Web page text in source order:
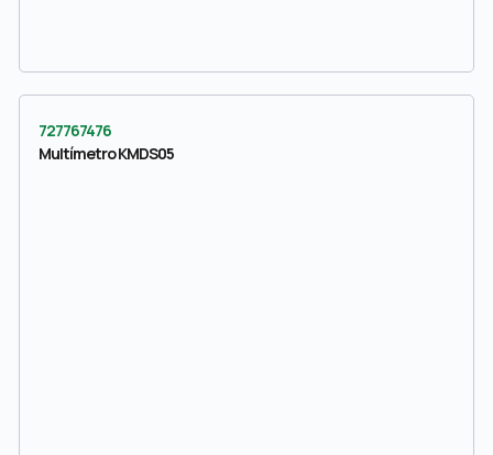
727767476
Multímetro KMDS05